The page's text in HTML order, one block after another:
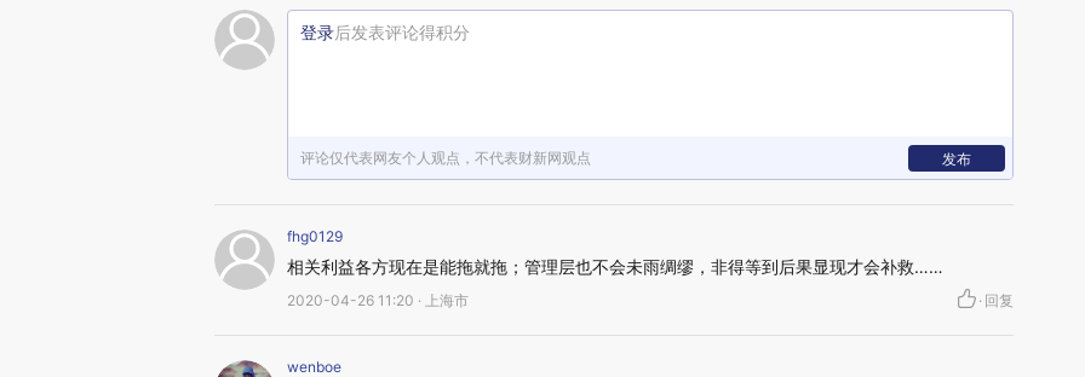
登录后发表评论得积分
评论仅代表网友个人观点，不代表财新网观点 发布
fhg0129
相关利益各方现在是能拖就拖；管理层也不会未雨绸缪，非得等到后果显现才会补救……
2020-04-26 11:20 · 上海市 · 回复
wenboe